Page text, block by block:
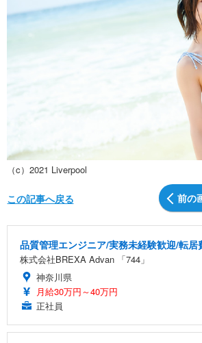
（c）2021 Liverpool
前の
この記事へ戻る
品質管理エンジニア/実務未経験歓迎/転居
株式会社BREXA Advan 「744」
神奈川県
月給30万円～40万円
正社員